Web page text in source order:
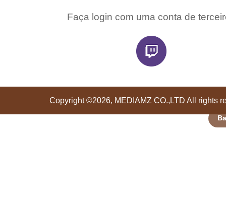
Faça login com uma conta de
Copyright ©2026, MEDIAMZ CO.,LTD All rights